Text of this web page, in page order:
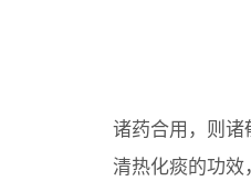
诸药合用，则诸
清热化痰的功效